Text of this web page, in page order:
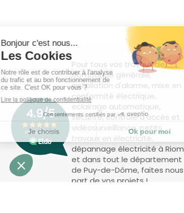
Pour tous vos travaux de
domotique générale,
installation d'alarme, mise en
conformité électrique,
eclairage automatique,
sécurité, contrôle d'accès et
vidéosurveillance, petits
travaux en électricité,
dépannage électricité à Riom
et dans tout le département
de Puy-de-Dôme, faites nous
part de vos projets !